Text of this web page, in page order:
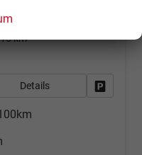
Dark Grey (KAD)
15 km
Details